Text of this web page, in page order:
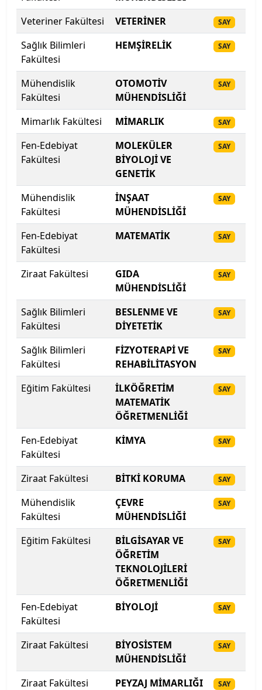
Biruni Üniversitesi
Bitlis Eren Üniversitesi
Boğaziçi Üniversitesi
Bolu Abant İzzet Baysal Üniversitesi
Burdur Mehmet Akif Ersoy Üniversitesi
Bursa Teknik Üniversitesi
Bursa Uludağ Üniversitesi
Çağ Üniversitesi
Çanakkale Onsekiz Mart Üniversitesi
Çankaya Üniversitesi
Çankırı Karatekin Üniversitesi
Çukurova Üniversitesi
Demiroğlu Bilim Üniversitesi
Dicle Üniversitesi
Doğu Akdeniz Üniversitesi
Doğuş Üniversitesi
Dokuz Eylül Üniversitesi
Düzce Üniversitesi
Ege Üniversitesi
Erzincan Binali Yıldırım Üniversitesi
Erzurum Teknik Üniversitesi
Eskişehir Osmangazi Üniversitesi
Eskişehir Teknik Üniversitesi
Veteriner Fakültesi
VETERİNER SAY
Sağlık Bilimleri
Fakültesi
HEMŞİRELİK SAY
Mühendislik
Fakültesi
OTOMOTİV
MÜHENDİSLİĞİ
SAY
Mimarlık Fakültesi MİMARLIK SAY
Fen-Edebiyat
Fakültesi
MOLEKÜLER
BİYOLOJİ VE
GENETİK
SAY
Mühendislik
Fakültesi
İNŞAAT
MÜHENDİSLİĞİ
SAY
Fen-Edebiyat
Fakültesi
MATEMATİK SAY
Ziraat Fakültesi
GIDA
MÜHENDİSLİĞİ
SAY
Sağlık Bilimleri
Fakültesi
BESLENME VE
DİYETETİK
SAY
Sağlık Bilimleri
Fakültesi
FİZYOTERAPİ VE
REHABİLİTASYON
SAY
Eğitim Fakültesi
İLKÖĞRETİM
MATEMATİK
ÖĞRETMENLİĞİ
SAY
Fen-Edebiyat
Fakültesi
KİMYA SAY
Ziraat Fakültesi BİTKİ KORUMA SAY
Mühendislik
Fakültesi
ÇEVRE
MÜHENDİSLİĞİ
SAY
Eğitim Fakültesi
BİLGİSAYAR VE
ÖĞRETİM
TEKNOLOJİLERİ
ÖĞRETMENLİĞİ
SAY
Fen-Edebiyat
Fakültesi
BİYOLOJİ SAY
Ziraat Fakültesi
BİYOSİSTEM
MÜHENDİSLİĞİ
SAY
Ziraat Fakültesi PEYZAJ MİMARLIĞI SAY